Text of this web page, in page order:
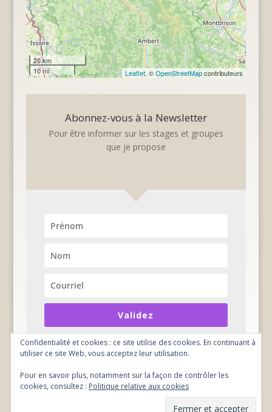
20 km
10 mi
Leaflet, ©OpenStreetMapcontributeurs
Abonnez-vous à la Newsletter
Pour être informer sur les stages et groupes
que je propose
Validez
Confidentialité et cookies : ce site utilise des cookies. En continuant à
utiliser ce site Web, vous acceptez leur utilisation.
Pour en savoir plus, notamment sur la façon de contrôler les
cookies, consultez : Politique relative aux cookies